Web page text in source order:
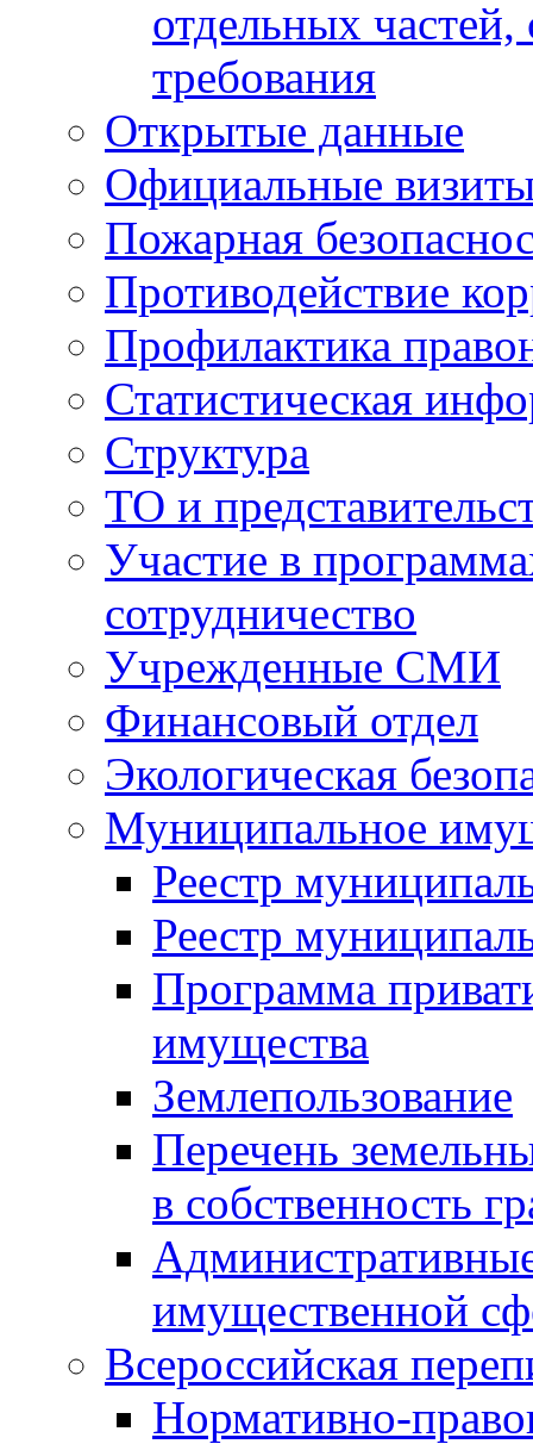
отдельных
требования
Открытые данные
Официальные
Пожарная
Противодействие
Профилактика
Статистическая
Структура
ТО и
Участие в
сотрудничество
Учрежденные СМИ
Финансовый отдел
Экологическая
Муниципальное
Реестр
Реестр
Программа
имущества
Землепользование
Перечень
в собственность
имущественной
Всероссийская
Нормативно-